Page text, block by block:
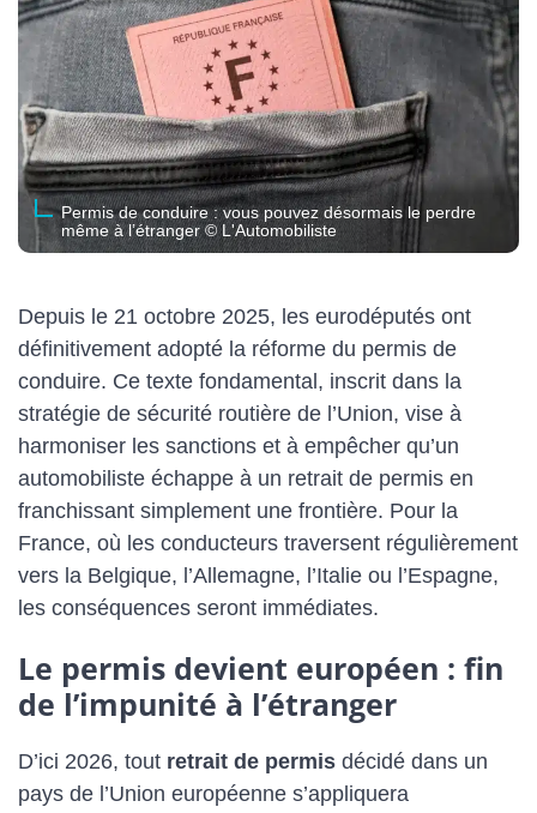
Permis de conduire : vous pouvez désormais le perdre
même à l’étranger © L'Automobiliste
Depuis le 21 octobre 2025, les eurodéputés ont
définitivement adopté la réforme du permis de
conduire. Ce texte fondamental, inscrit dans la
stratégie de sécurité routière de l’Union, vise à
harmoniser les sanctions et à empêcher qu’un
automobiliste échappe à un retrait de permis en
franchissant simplement une frontière. Pour la
France, où les conducteurs traversent régulièrement
vers la Belgique, l’Allemagne, l’Italie ou l’Espagne,
les conséquences seront immédiates.
Le permis devient européen : fin
de l’impunité à l’étranger
D’ici 2026, tout retrait de permis décidé dans un
pays de l’Union européenne s’appliquera